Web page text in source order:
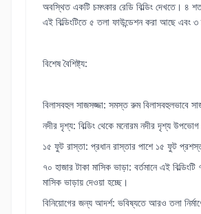
অবস্থিত একটি চমৎকার রেডি বিল্ডিং দেখতে। ৪
এই বিল্ডিংটিতে ৫ তলা ফাউন্ডেশন করা আছে এবং ৩
বিশেষ বৈশিষ্ট্য:
বিলাসবহুল সাজসজ্জা: সমস্ত রুম বিলাসবহুলভাবে
নদীর দৃশ্য: বিল্ডিং থেকে মনোরম নদীর দৃশ্য উপভোগ
১৫ ফুট রাস্তা: প্রধান রাস্তার পাশে ১৫ ফুট
৭০ হাজার টাকা মাসিক ভাড়া: বর্তমানে এই বিল্ডিংটি
মাসিক ভাড়ায় দেওয়া হচ্ছে।
বিনিয়োগের জন্য আদর্শ: ভবিষ্যতে আরও তলা